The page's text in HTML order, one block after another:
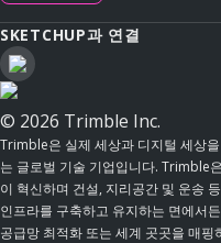
SKETCHUP과 연결
© 2026 Trimble Inc.
Trimble은 실제 세상과 디지털 세상
는 글로벌 기술 기업입니다. Trimble
이 혁신하며 건설, 지리공간 및 운송
인프라를 구축하고 유지하는 면에서
공급망 최적화 또는 세계 곳곳을 매